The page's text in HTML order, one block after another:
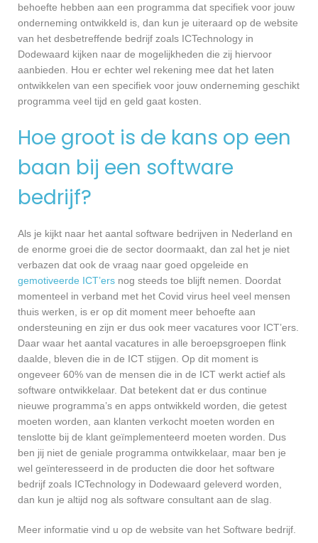
behoefte hebben aan een programma dat specifiek voor jouw
onderneming ontwikkeld is, dan kun je uiteraard op de website
van het desbetreffende bedrijf zoals ICTechnology in
Dodewaard kijken naar de mogelijkheden die zij hiervoor
aanbieden. Hou er echter wel rekening mee dat het laten
ontwikkelen van een specifiek voor jouw onderneming geschikt
programma veel tijd en geld gaat kosten.
Hoe groot is de kans op een
baan bij een software
bedrijf?
Als je kijkt naar het aantal software bedrijven in Nederland en
de enorme groei die de sector doormaakt, dan zal het je niet
verbazen dat ook de vraag naar goed opgeleide en
gemotiveerde ICT’ers nog steeds toe blijft nemen. Doordat
momenteel in verband met het Covid virus heel veel mensen
thuis werken, is er op dit moment meer behoefte aan
ondersteuning en zijn er dus ook meer vacatures voor ICT’ers.
Daar waar het aantal vacatures in alle beroepsgroepen flink
daalde, bleven die in de ICT stijgen. Op dit moment is
ongeveer 60% van de mensen die in de ICT werkt actief als
software ontwikkelaar. Dat betekent dat er dus continue
nieuwe programma’s en apps ontwikkeld worden, die getest
moeten worden, aan klanten verkocht moeten worden en
tenslotte bij de klant geïmplementeerd moeten worden. Dus
ben jij niet de geniale programma ontwikkelaar, maar ben je
wel geïnteresseerd in de producten die door het software
bedrijf zoals ICTechnology in Dodewaard geleverd worden,
dan kun je altijd nog als software consultant aan de slag.
Meer informatie vind u op de website van het Software bedrijf.